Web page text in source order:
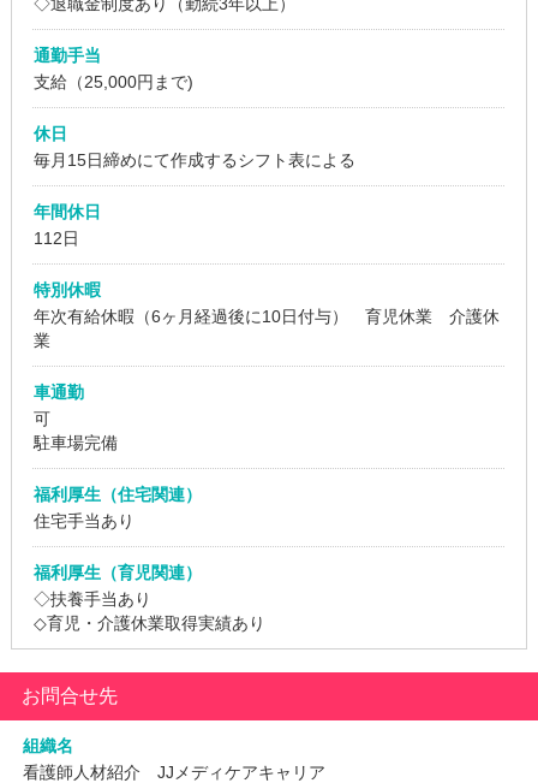
通勤手当
支給（25,000円まで)
休日
毎月15日締めにて作成するシフト表による
年間休日
112日
特別休暇
年次有給休暇（6ヶ月経過後に10日付与） 育児休業 介護休
業
車通勤
可
駐車場完備
福利厚生（住宅関連）
住宅手当あり
福利厚生（育児関連）
◇扶養手当あり
◇育児・介護休業取得実績あり
お問合せ先
組織名
看護師人材紹介 JJメディケアキャリア